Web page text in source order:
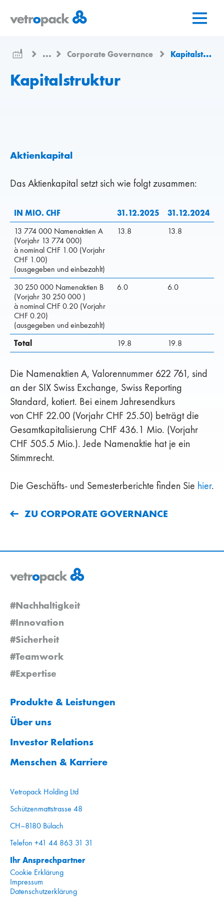
Startseite
Inhalt
Kontakt
...
Corporate Governance Kapitalstruktur
Kapitalstruktur
Aktienkapital
Das Aktienkapital setzt sich wie folgt zusammen:
IN MIO. CHF 31.12.2025 31.12.2024
13 774 000 Namenaktien A
(Vorjahr 13 774 000)
à nominal CHF 1.00 (Vorjahr
CHF 1.00)
(ausgegeben und einbezahlt)
13.8 13.8
30 250 000 Namenaktien B
(Vorjahr 30 250 000 )
à nominal CHF 0.20 (Vorjahr
CHF 0.20)
(ausgegeben und einbezahlt)
6.0 6.0
Total 19.8 19.8
Die Namenaktien A, Valorennummer 622 761, sind
an der SIX Swiss Exchange, Swiss Reporting
Standard, kotiert. Bei einem Jahresendkurs
von CHF 22.00 (Vorjahr CHF 25.50) beträgt die
Gesamtkapitalisierung CHF 436.1 Mio. (Vorjahr
CHF 505.5 Mio.). Jede Namenaktie hat je ein
Stimmrecht.
Die Geschäfts- und Semesterberichte finden Sie hier.
ZU CORPORATE GOVERNANCE
#Nachhaltigkeit
#Innovation
#Sicherheit
#Teamwork
#Expertise
Produkte & Leistungen
Über uns
Investor Relations
Menschen & Karriere
Vetropack Holding Ltd
Schützenmattstrasse 48
CH–8180 Bülach
Telefon +41 44 863 31 31
Ihr Ansprechpartner
Cookie Erklärung
Impressum
Datenschutzerklärung